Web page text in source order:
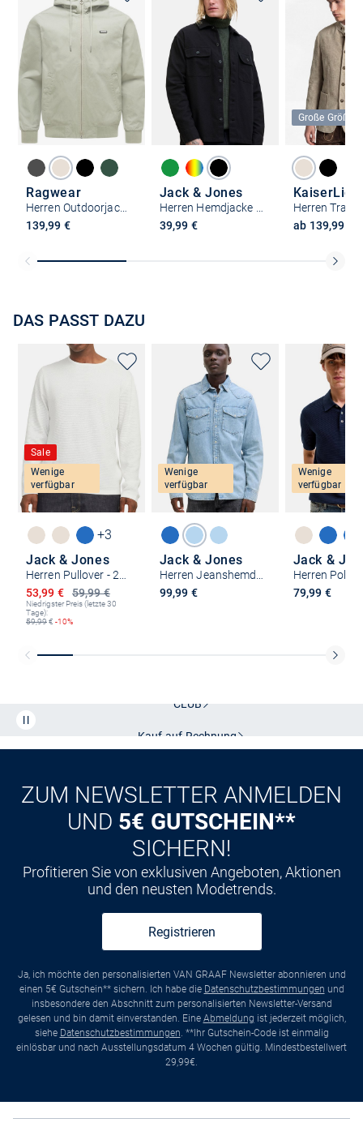
Ragwear
Herren Outdoorjacke - Stewie Vintage
139,99 €
Jack & Jones
39,99 €
Große Größen
KaiserLich
ab 139,99 €
DAS PASST DAZU
Sale
Wenige
verfügbar
+3
Jack & Jones
59,99 €
Ermäßigter Preis
53,99 €
Niedrigster Preis (letzte 30
Tage):
59,99€ -10%
Wenige
verfügbar
Jack & Jones
99,99 €
Wenige
verfügbar
Jack &
79,99 €
CLUB
Kauf auf Rechnung
ZUM NEWSLETTER ANMELDEN
UND 5€ GUTSCHEIN**
SICHERN!
Profitieren Sie von exklusiven Angeboten, Aktionen
und den neusten Modetrends.
Registrieren
Ja, ich möchte den personalisierten VAN GRAAF Newsletter abonnieren und
einen 5€ Gutschein** sichern. Ich habe die Datenschutzbestimmungen und
insbesondere den Abschnitt zum personalisierten Newsletter-Versand
gelesen und bin damit einverstanden. Eine Abmeldung ist jederzeit möglich,
siehe Datenschutzbestimmungen. **Ihr Gutschein-Code ist einmalig
einlösbar und nach Ausstellungsdatum 4 Wochen gültig. Mindestbestellwert
29,99€.